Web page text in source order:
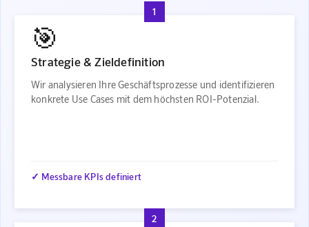
1
🎯
Strategie & Zieldefinition
Wir analysieren Ihre Geschäftsprozesse und identifizieren
konkrete Use Cases mit dem höchsten ROI-Potenzial.
✓ Messbare KPIs definiert
2